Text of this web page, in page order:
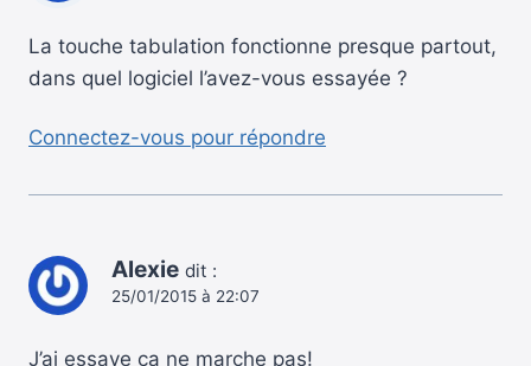
La touche tabulation fonctionne presque partout,
dans quel logiciel l’avez-vous essayée ?
Connectez-vous pour répondre
Alexie dit :
25/01/2015 à 22:07
J’ai essaye ça ne marche pas!